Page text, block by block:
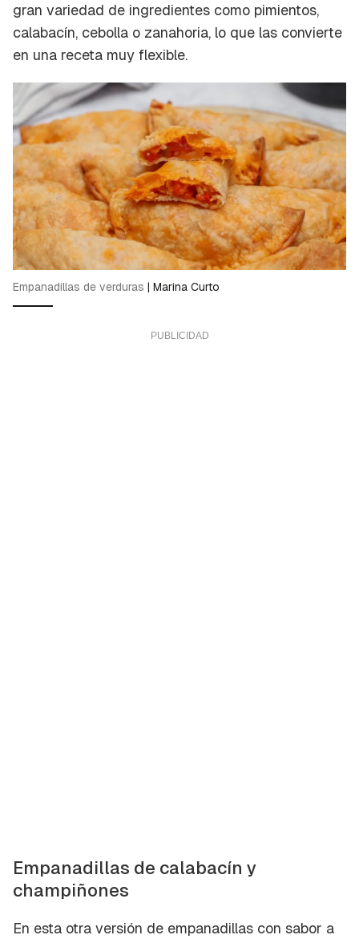
gran variedad de ingredientes como pimientos,
calabacín, cebolla o zanahoria, lo que las convierte
en una receta muy flexible.
Empanadillas de verduras | Marina Curto
Empanadillas de calabacín y
champiñones
En esta otra versión de empanadillas con sabor a